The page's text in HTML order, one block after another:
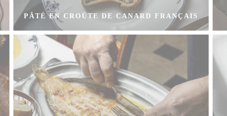
PÂTÉ EN CROÛTE DE CANARD FRANÇAIS